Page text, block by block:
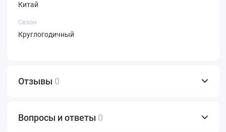
Китай
Сезон
Круглогодичный
Отзывы 0
Вопросы и ответы 0